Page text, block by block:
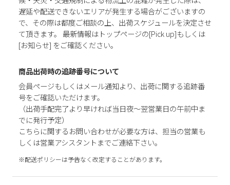
遅延や配送できないエリアが発生する場合がございますの
で、その際は都度ご相談の上、出荷スケジュールを決定させ
て頂きます。 最新情報はトップページの[Pick up]もしくは
[お知らせ] をご確認ください。
商品出荷時の追跡番号について
会員ページもしくはメール通知より、出荷に関する追跡番
号をご確認いただけます。
（出荷手配完了より早ければ当日夜～翌営業日の午前中ま
でに発行予定）
こちらに関するお問い合わせが必要な方は、担当の営業も
しくは営業アシスタントまでご連絡下さい。
※配送ポリシーは予告なく改定することがあります。